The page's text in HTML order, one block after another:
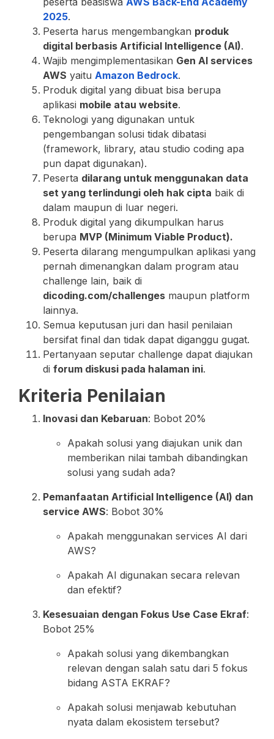
2025.
Peserta harus mengembangkan produk
digital berbasis Artificial Intelligence (AI).
Wajib mengimplementasikan Gen AI services
AWS yaitu Amazon Bedrock.
Produk digital yang dibuat bisa berupa
aplikasi mobile atau website.
Teknologi yang digunakan untuk
pengembangan solusi tidak dibatasi
(framework, library, atau studio coding apa
pun dapat digunakan).
Peserta dilarang untuk menggunakan data
set yang terlindungi oleh hak cipta baik di
dalam maupun di luar negeri.
Produk digital yang dikumpulkan harus
berupa MVP (Minimum Viable Product).
Peserta dilarang mengumpulkan aplikasi yang
pernah dimenangkan dalam program atau
challenge lain, baik di
dicoding.com/challenges maupun platform
lainnya.
Semua keputusan juri dan hasil penilaian
bersifat final dan tidak dapat diganggu gugat.
Pertanyaan seputar challenge dapat diajukan
di forum diskusi pada halaman ini.
Kriteria Penilaian
Inovasi dan Kebaruan: Bobot 20%
Apakah solusi yang diajukan unik dan
memberikan nilai tambah dibandingkan
solusi yang sudah ada?
Pemanfaatan Artificial Intelligence (AI) dan
service AWS: Bobot 30%
Apakah menggunakan services AI dari
AWS?
Apakah AI digunakan secara relevan
dan efektif?
Kesesuaian dengan Fokus Use Case Ekraf:
Bobot 25%
Apakah solusi yang dikembangkan
relevan dengan salah satu dari 5 fokus
bidang ASTA EKRAF?
Apakah solusi menjawab kebutuhan
nyata dalam ekosistem tersebut?